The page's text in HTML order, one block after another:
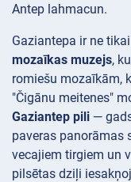
Antep lahmacun.
Gaziantepa ir ne
mozaīkas muzejs,
romiešu mozaīkām,
"Čigānu meitenes"
Gaziantep pili —
paveras panorāmas
vecajiem tirgiem un
pilsētas dziļi